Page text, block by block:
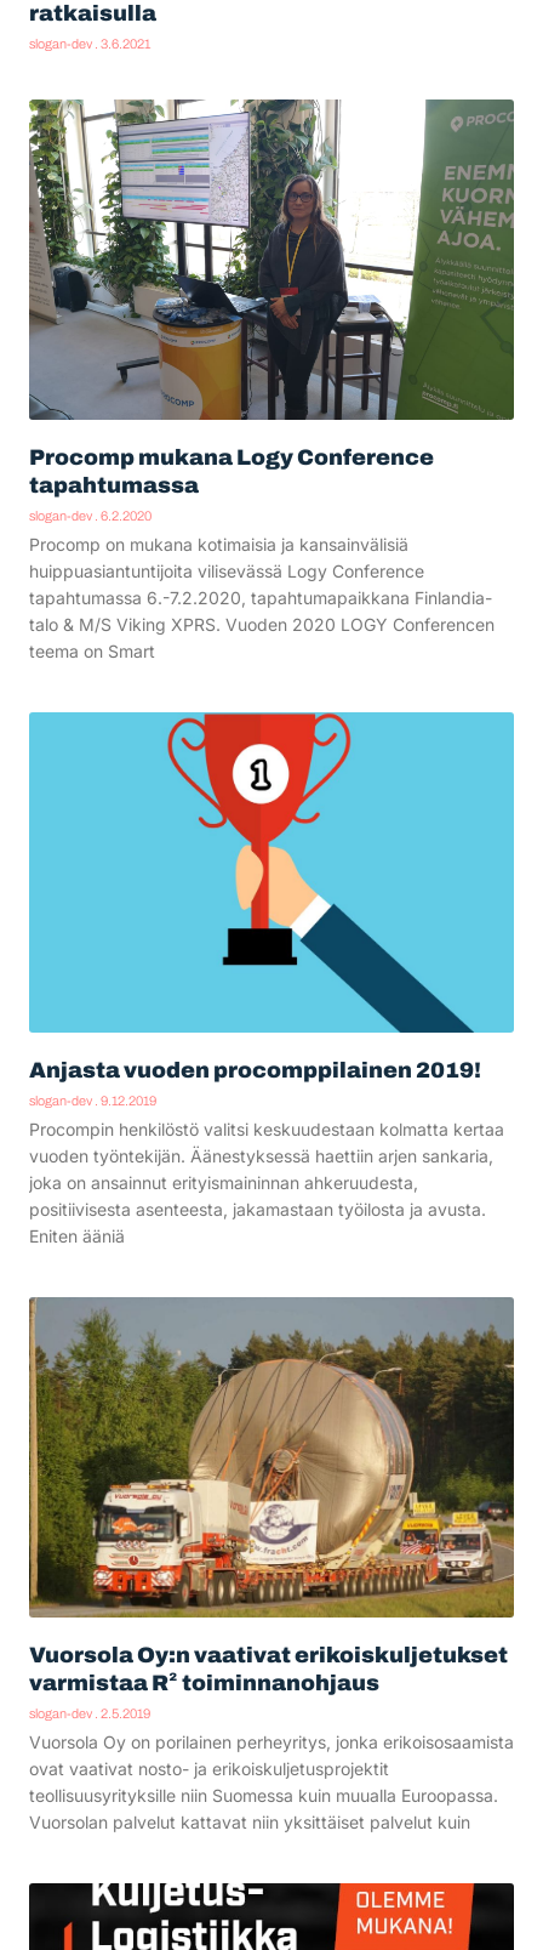
ratkaisulla
slogan-dev 3.6.2021
Procomp mukana Logy Conference
tapahtumassa
slogan-dev 6.2.2020
Procomp on mukana kotimaisia ja kansainvälisiä
huippuasiantuntijoita vilisevässä Logy Conference
tapahtumassa 6.-7.2.2020, tapahtumapaikkana Finlandia-
talo & M/S Viking XPRS. Vuoden 2020 LOGY Conferencen
teema on Smart
Anjasta vuoden procomppilainen 2019!
slogan-dev 9.12.2019
Procompin henkilöstö valitsi keskuudestaan kolmatta kertaa
vuoden työntekijän. Äänestyksessä haettiin arjen sankaria,
joka on ansainnut erityismaininnan ahkeruudesta,
positiivisesta asenteesta, jakamastaan työilosta ja avusta.
Eniten ääniä
Vuorsola Oy:n vaativat erikoiskuljetukset
varmistaa R² toiminnanohjaus
slogan-dev 2.5.2019
Vuorsola Oy on porilainen perheyritys, jonka erikoisosaamista
ovat vaativat nosto- ja erikoiskuljetusprojektit
teollisuusyrityksille niin Suomessa kuin muualla Euroopassa.
Vuorsolan palvelut kattavat niin yksittäiset palvelut kuin